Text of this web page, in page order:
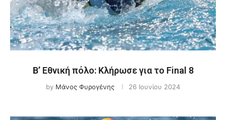
Β’ Εθνική πόλο: Κλήρωσε για το Final 8
by Μάνος Φυρογένης 26 Ιουνίου 2024